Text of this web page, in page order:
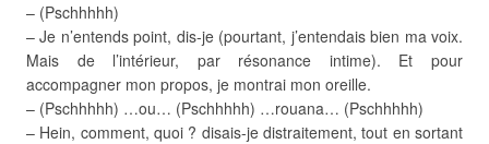
– (Pschhhhh)
– Je n’entends point, dis-je (pourtant, j’entendais bien ma voix.
Mais de l’intérieur, par résonance intime). Et pour
accompagner mon propos, je montrai mon oreille.
– (Pschhhhh) …ou… (Pschhhhh) …rouana… (Pschhhhh)
– Hein, comment, quoi ? disais-je distraitement, tout en sortant